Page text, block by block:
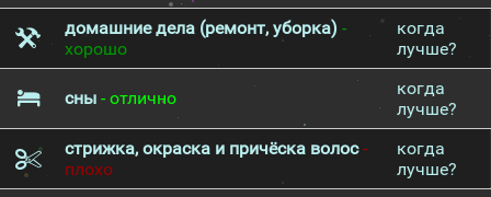
домашние дела (ремонт, уборка) -
хорошо
когда
лучше?
сны - отлично
когда
лучше?
стрижка, окраска и причёска волос-
плохо
когда
лучше?